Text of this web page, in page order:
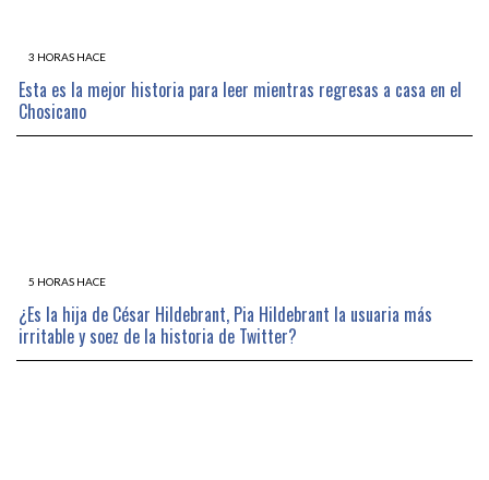
3 HORAS HACE
Esta es la mejor historia para leer mientras regresas a casa en el
Chosicano
5 HORAS HACE
¿Es la hija de César Hildebrant, Pia Hildebrant la usuaria más
irritable y soez de la historia de Twitter?